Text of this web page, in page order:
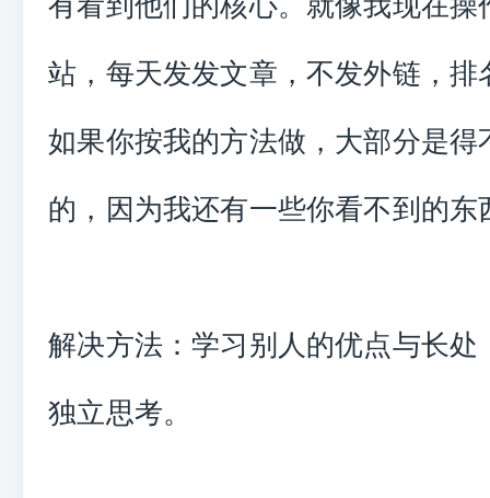
站，每天发发文章，不发外链，排
如果你按我的方法做，大部分是得
的，因为我还有一些你看不到的东
解决方法：学习别人的优点与长处
独立思考。